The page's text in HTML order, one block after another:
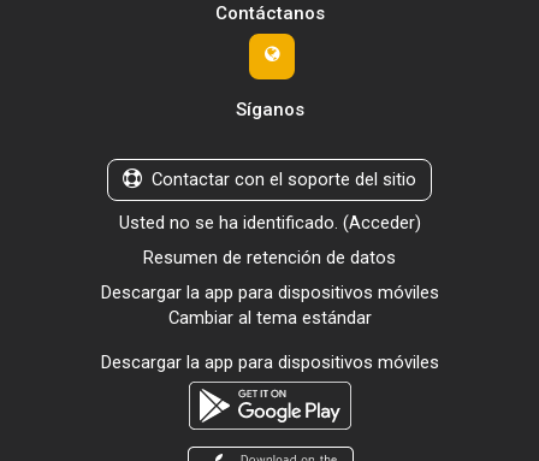
Contáctanos
Síganos
Contactar con el soporte del sitio
Usted no se ha identificado. (Acceder)
Resumen de retención de datos
Descargar la app para dispositivos móviles
Cambiar al tema estándar
Descargar la app para dispositivos móviles